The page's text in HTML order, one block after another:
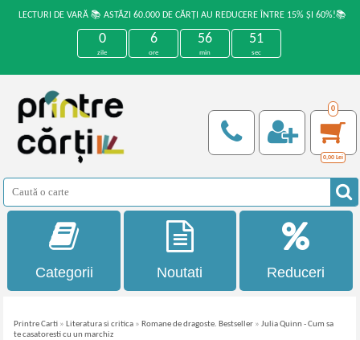
LECTURI DE VARĂ 📚 ASTĂZI 60.000 DE CĂRȚI AU REDUCERE ÎNTRE 15% ȘI 60%!📚
0
zile
6
ore
56
min
51
sec
0
0,00 Lei
Categorii Noutati Reduceri
Printre Carti » Literatura si critica » Romane de dragoste. Bestseller »Julia Quinn - Cum sa
te casatoresti cu un marchiz